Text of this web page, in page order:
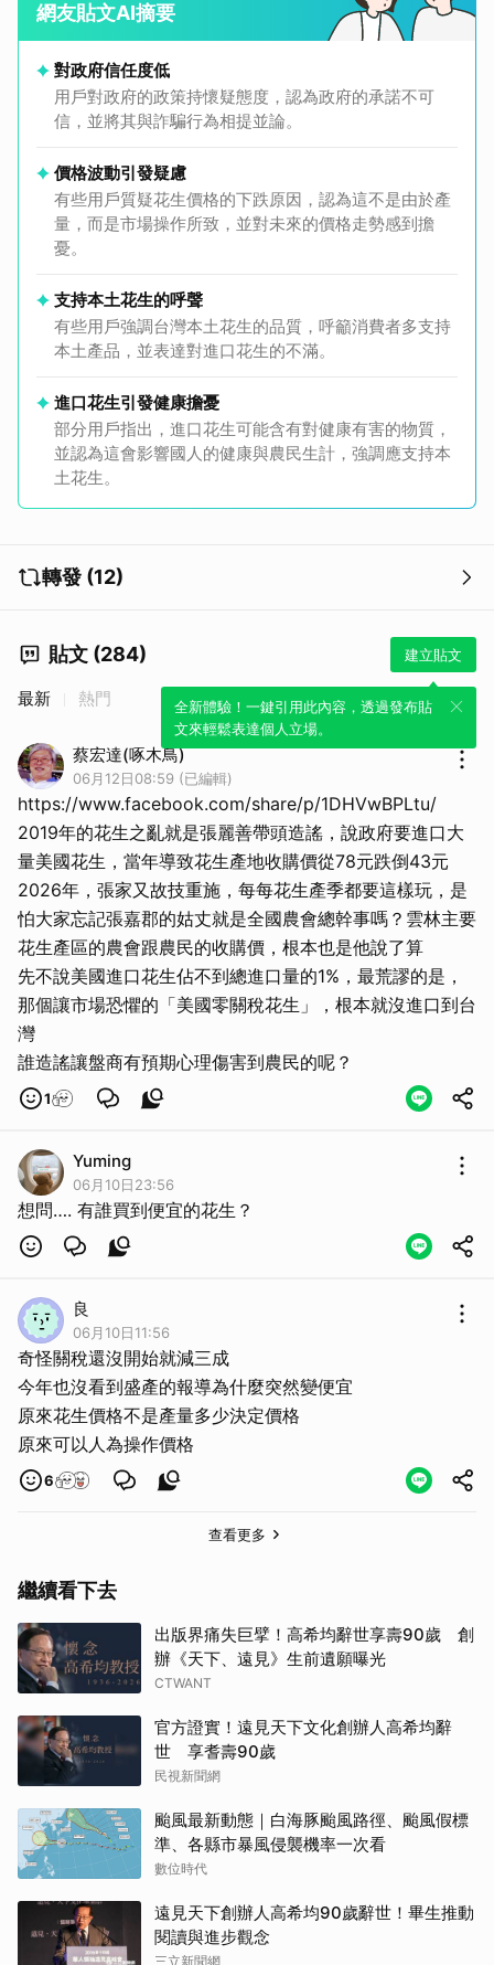
網友貼文AI摘要
對政府信任度低
用戶對政府的政策持懷疑態度，認為政府的承諾不可
信，並將其與詐騙行為相提並論。
價格波動引發疑慮
有些用戶質疑花生價格的下跌原因，認為這不是由於產
量，而是市場操作所致，並對未來的價格走勢感到擔
憂。
支持本土花生的呼聲
有些用戶強調台灣本土花生的品質，呼籲消費者多支持
本土產品，並表達對進口花生的不滿。
進口花生引發健康擔憂
部分用戶指出，進口花生可能含有對健康有害的物質，
並認為這會影響國人的健康與農民生計，強調應支持本
土花生。
轉發 (12)
貼文 (284) 建立貼文
全新體驗！一鍵引用此內容，透過發布貼
文來輕鬆表達個人立場。
最新 熱門
蔡宏達(啄木鳥)
06月12日08:59 (已編輯)
https://www.facebook.com/share/p/1DHVwBPLtu/
2019年的花生之亂就是張麗善帶頭造謠，說政府要進口大
量美國花生，當年導致花生產地收購價從78元跌倒43元
2026年，張家又故技重施，每每花生產季都要這樣玩，是
怕大家忘記張嘉郡的姑丈就是全國農會總幹事嗎？雲林主要
花生產區的農會跟農民的收購價，根本也是他說了算
先不說美國進口花生佔不到總進口量的1%，最荒謬的是，
那個讓市場恐懼的「美國零關稅花生」，根本就沒進口到台
灣
誰造謠讓盤商有預期心理傷害到農民的呢？
1
Yuming
06月10日23:56
想問…. 有誰買到便宜的花生？
良
06月10日11:56
奇怪關稅還沒開始就減三成
今年也沒看到盛產的報導為什麼突然變便宜
原來花生價格不是產量多少決定價格
原來可以人為操作價格
6
查看更多
繼續看下去
出版界痛失巨擘！高希均辭世享壽90歲 創
辦《天下、遠見》生前遺願曝光
CTWANT
官方證實！遠見天下文化創辦人高希均辭
世 享耆壽90歲
民視新聞網
颱風最新動態｜白海豚颱風路徑、颱風假標
準、各縣市暴風侵襲機率一次看
數位時代
遠見天下創辦人高希均90歲辭世！畢生推動
閱讀與進步觀念
三立新聞網